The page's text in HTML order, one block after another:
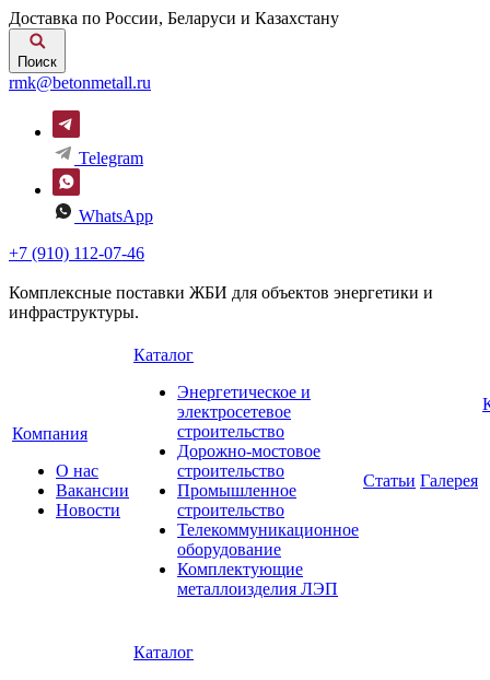
Доставка по России, Беларуси и Казахстану
Поиск
rmk@betonmetall.ru
Telegram
WhatsApp
+7 (910) 112-07-46
Комплексные поставки ЖБИ для объектов энергетики и
инфраструктуры.
Компания
О нас
Вакансии
Новости
Каталог
Энергетическое и
электросетевое
строительство
Дорожно-мостовое
строительство
Промышленное
строительство
Телекоммуникационное
оборудование
Комплектующие
металлоизделия ЛЭП
Статьи Галерея
Каталог